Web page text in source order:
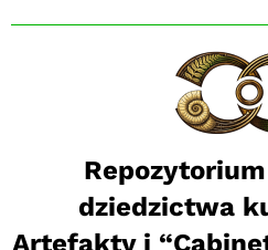
dziedzictwa
Artefakty i